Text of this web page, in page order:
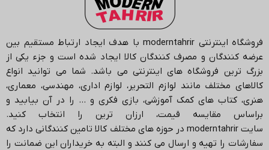
فروشگاه اینترنتی moderntahrir با هدف ایجاد ارتباط مستقیم بین
عرضه کنندگان و مصرف کنندگان کالا ایجاد شده است و جزء یکی از
بزرگ ترین فروشگاه های اینترنتی می باشد. شما می توانید انواع
کالاهای مختلف مانند لوازم التحریر، لوازم اداری، مهندسی، معماری،
هنری، کتاب های کمک آموزشی، بازی فکری و … را در آن بیابید و
براساس مقایسه قیمت، ارزان ترین را انتخاب کنید.
سایتmoderntahrir در حوزه های مختلف کالا تامین کنندگانی دارد که
سفارشات را تهیه و ارسال می کنند و البته به خریداران این ضمانت را